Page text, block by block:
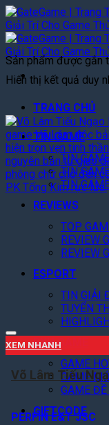
Bỏ
qua
nội
dung
TRANG CHỦ
TIN GAME
TIN
TIN
TIN
REVIEWS
TOP
REVIEW
REVIEW
ESPORT
TIN GIẢI
TUYỂN
BXH GAME
GAME
GAME
GAME ĐỀ
GIFTCODE
Sản phẩm được gắn
Hiển thị kết quả duy
XEM NHANH
Võ Lâm Tiếu
PERFIN E&T JSC